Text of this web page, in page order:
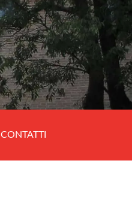
CONTATTI